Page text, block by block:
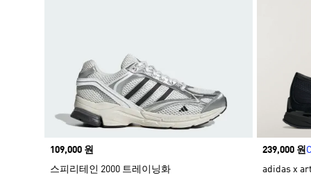
Price
109,000 원
스피리테인 2000 트레이닝화
Price
239,000 원
adidas x